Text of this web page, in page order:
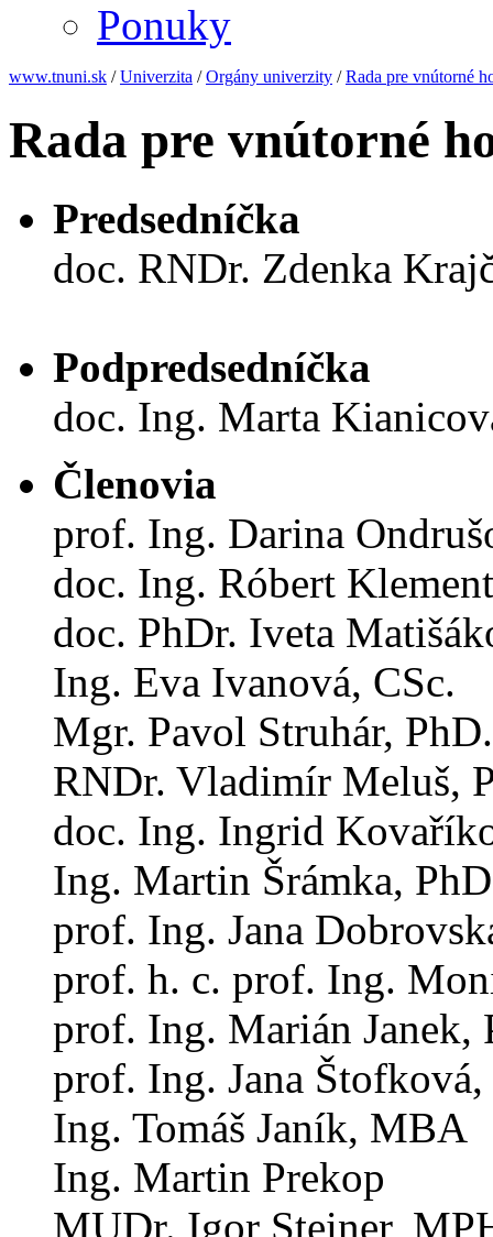
Ponuky
www.tnuni.sk /Univerzita /Orgány univerzity /Rada pre vnútorné
Rada pre vnútorné
Predsedníčka
doc. RNDr. Zdenka
Podpredsedníčka
doc. Ing. Marta
Členovia
prof. Ing. Darina
doc. Ing. Róbert
doc. PhDr. Iveta
Ing. Eva Ivanová, CSc.
Mgr. Pavol Struhár, PhD.
RNDr. Vladimír Meluš,
doc. Ing. Ingrid
Ing. Martin Šrámka,
prof. Ing. Jana
prof. h. c. prof. Ing.
prof. Ing. Marián Janek,
prof. Ing. Jana Štofková,
Ing. Tomáš Janík, MBA
Ing. Martin Prekop
MUDr. Igor Steiner,